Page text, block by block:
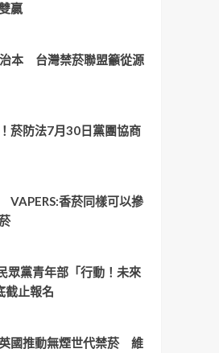
贏
本 台灣禁菸聯盟籲從源
菸防法7月30日黨團協商
香菸同樣可以摻
眾黨青年部「行動！未來
截止報名
國推動無煙世代禁菸 維